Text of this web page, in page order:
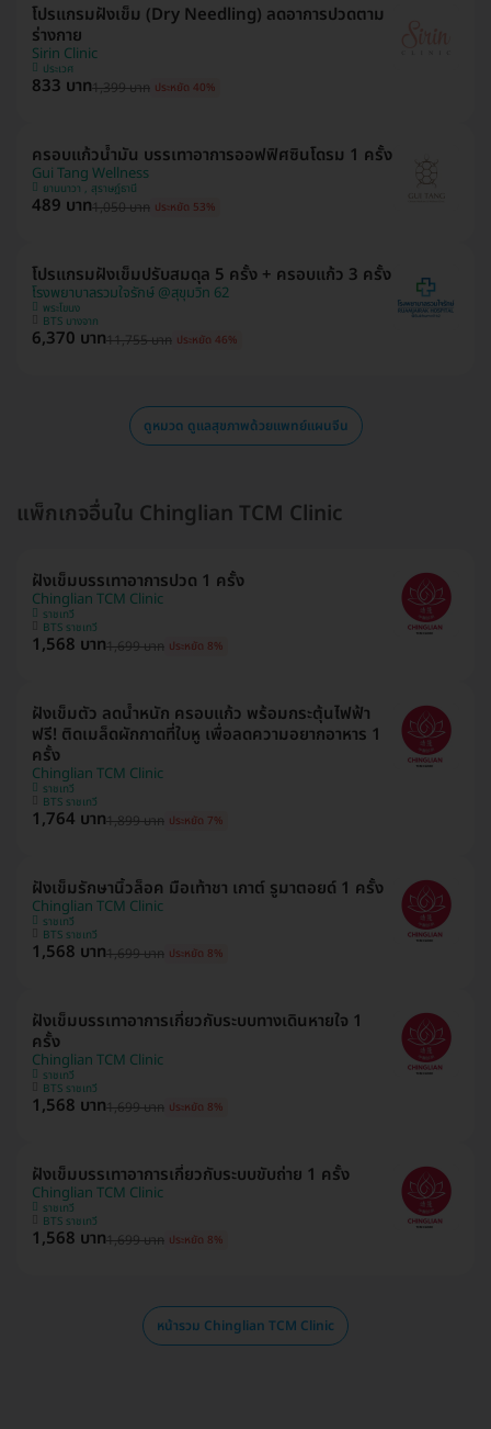
โปรแกรมฝังเข็ม (Dry Needling) ลดอาการปวดตาม
ร่างกาย
Sirin Clinic
ประเวศ
833 บาท1,399 บาท ประหยัด 40%
ครอบแก้วน้ำมัน บรรเทาอาการออฟฟิศซินโดรม 1 ครั้ง
Gui Tang Wellness
ยานนาวา , สุราษฎ์ธานี
489 บาท1,050 บาท ประหยัด 53%
โปรแกรมฝังเข็มปรับสมดุล 5 ครั้ง + ครอบแก้ว 3 ครั้ง
โรงพยาบาลรวมใจรักษ์ @สุขุมวิท 62
พระโขนง
BTS บางจาก
6,370 บาท11,755 บาท ประหยัด 46%
ดูหมวด ดูแลสุขภาพด้วยแพทย์แผนจีน
แพ็กเกจอื่นใน Chinglian TCM Clinic
ฝังเข็มบรรเทาอาการปวด 1 ครั้ง
Chinglian TCM Clinic
ราชเทวี
BTS ราชเทวี
1,568 บาท1,699 บาท ประหยัด 8%
ฝังเข็มตัว ลดน้ำหนัก ครอบแก้ว พร้อมกระตุ้นไฟฟ้า
ฟรี! ติดเมล็ดผักกาดที่ใบหู เพื่อลดความอยากอาหาร 1
ครั้ง
Chinglian TCM Clinic
ราชเทวี
BTS ราชเทวี
1,764 บาท1,899 บาท ประหยัด 7%
ฝังเข็มรักษานิ้วล็อค มือเท้าชา เกาต์ รูมาตอยด์ 1 ครั้ง
Chinglian TCM Clinic
ราชเทวี
BTS ราชเทวี
1,568 บาท1,699 บาท ประหยัด 8%
ฝังเข็มบรรเทาอาการเกี่ยวกับระบบทางเดินหายใจ 1
ครั้ง
Chinglian TCM Clinic
ราชเทวี
BTS ราชเทวี
1,568 บาท1,699 บาท ประหยัด 8%
ฝังเข็มบรรเทาอาการเกี่ยวกับระบบขับถ่าย 1 ครั้ง
Chinglian TCM Clinic
ราชเทวี
BTS ราชเทวี
1,568 บาท1,699 บาท ประหยัด 8%
หน้ารวม Chinglian TCM Clinic